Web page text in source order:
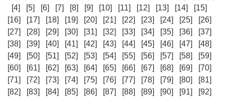
[4]
[5] [6] [7] [8] [9] [10] [11] [12] [13] [14]
[15]
[16]
[17] [18] [19] [20] [21] [22] [23] [24] [25]
[26]
[27]
[28] [29] [30] [31] [32] [33] [34] [35] [36]
[37]
[38]
[39] [40] [41] [42] [43] [44] [45] [46] [47]
[48]
[49]
[50] [51] [52] [53] [54] [55] [56] [57] [58]
[59]
[60]
[61] [62] [63] [64] [65] [66] [67] [68] [69]
[70]
[71]
[72] [73] [74] [75] [76] [77] [78] [79] [80]
[81]
[82]
[83] [84] [85] [86] [87] [88] [89] [90] [91]
[92]